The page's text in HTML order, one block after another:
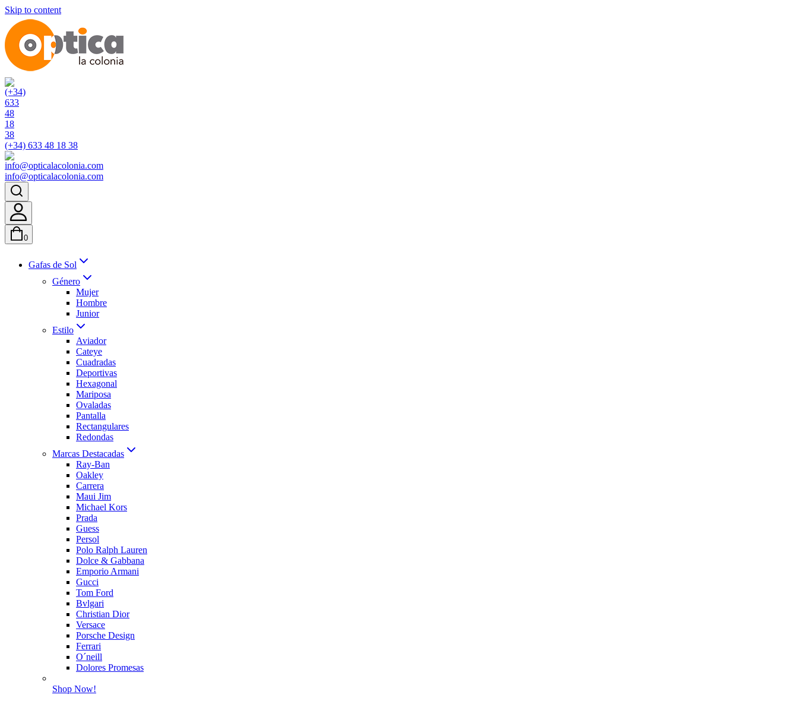
Skip to content
(+34) 633 48 18 38
info@opticalacolonia.com
0
Gafas de Sol
Género
Mujer
Hombre
Junior
Estilo
Aviador
Cateye
Cuadradas
Deportivas
Hexagonal
Mariposa
Ovaladas
Pantalla
Rectangulares
Redondas
Marcas Destacadas
Ray-Ban
Oakley
Carrera
Maui Jim
Michael Kors
Prada
Guess
Persol
Polo Ralph Lauren
Dolce & Gabbana
Emporio Armani
Gucci
Tom Ford
Bvlgari
Christian Dior
Versace
Porsche Design
Ferrari
O´neill
Dolores Promesas
Shop Now!